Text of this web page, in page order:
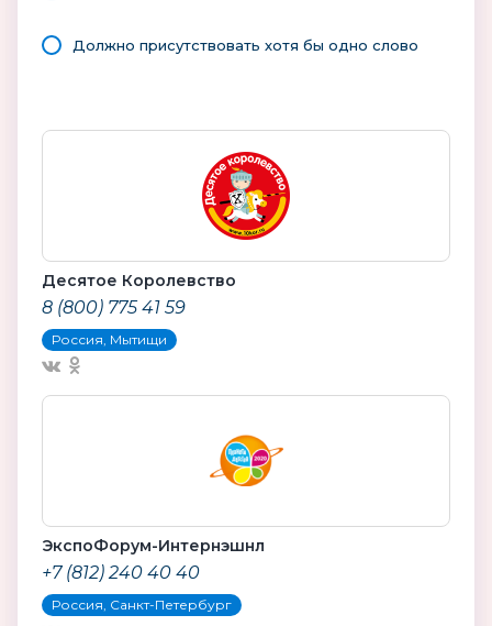
Должно присутствовать хотя бы одно слово
Десятое Королевство
8 (800) 775 41 59
Россия, Мытищи
ЭкспоФорум-Интернэшнл
+7 (812) 240 40 40
Россия, Санкт-Петербург